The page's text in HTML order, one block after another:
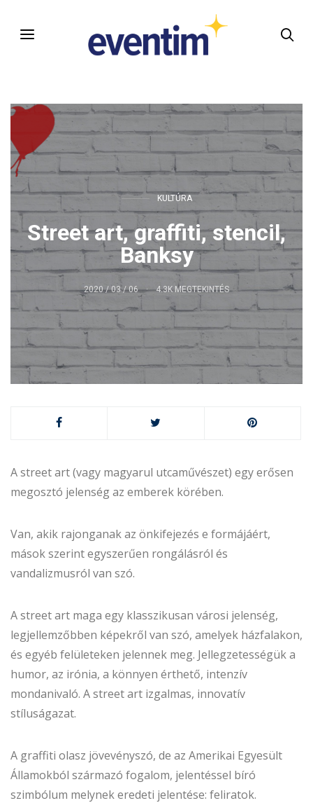
KULTÚRA
Street art, graffiti, stencil,
Banksy
2020 / 03 / 06 4.3K MEGTEKINTÉS
A street art (vagy magyarul utcaművészet) egy erősen
megosztó jelenség az emberek körében.
Van, akik rajonganak az önkifejezés e formájáért,
mások szerint egyszerűen rongálásról és
vandalizmusról van szó.
A street art maga egy klasszikusan városi jelenség,
legjellemzőbben képekről van szó, amelyek házfalakon,
és egyéb felületeken jelennek meg. Jellegzetességük a
humor, az irónia, a könnyen érthető, intenzív
mondanivaló. A street art izgalmas, innovatív
stíluságazat.
A graffiti olasz jövevényszó, de az Amerikai Egyesült
Államokból származó fogalom, jelentéssel bíró
szimbólum melynek eredeti jelentése: feliratok.